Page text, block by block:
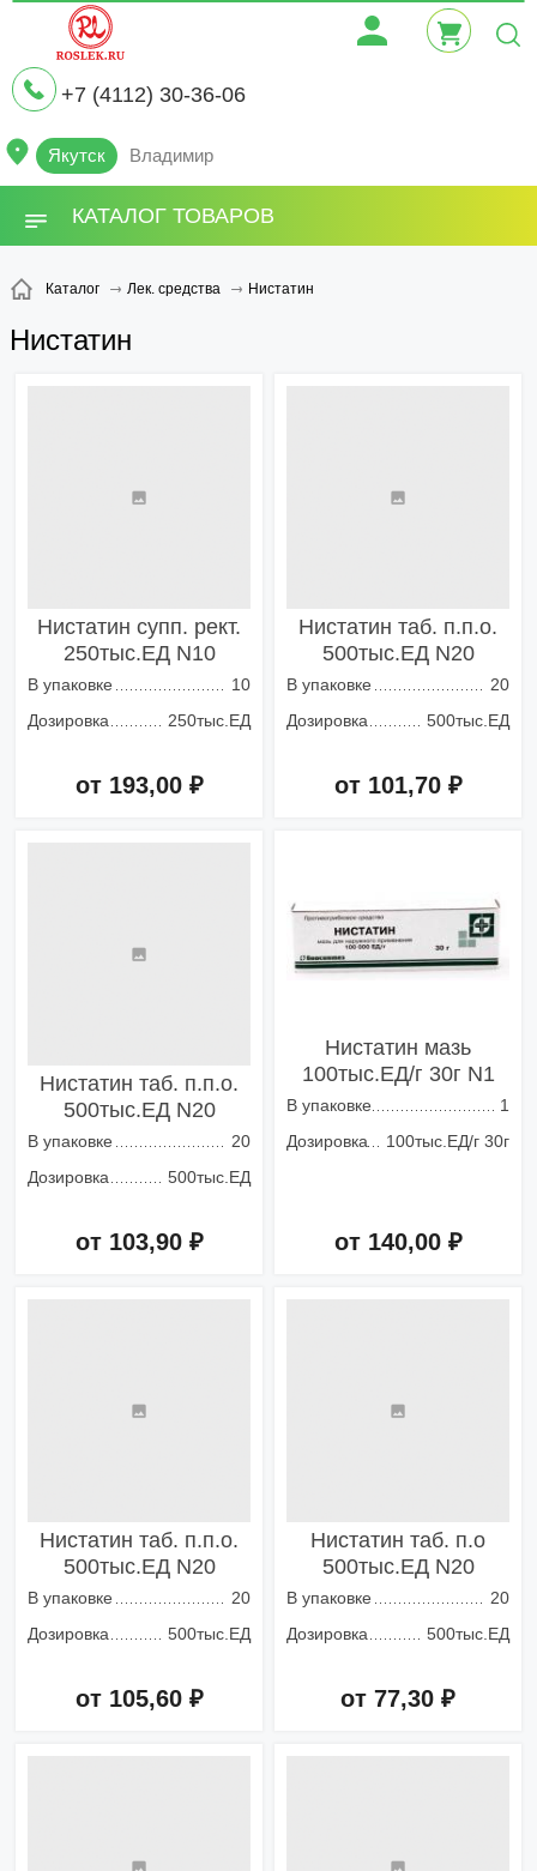
+7 (4112) 30-36-06
Якутск Владимир
КАТАЛОГ ТОВАРОВ
Каталог Лек. средства Нистатин
Нистатин
Нистатин супп. рект.
250тыс.ЕД N10
В упаковке
10
Дозировка
250тыс.ЕД
от 193,00 ₽
Нистатин таб. п.п.о.
500тыс.ЕД N20
В упаковке
20
Дозировка
500тыс.ЕД
от 101,70 ₽
Нистатин таб. п.п.о.
500тыс.ЕД N20
В упаковке
20
Дозировка
500тыс.ЕД
от 103,90 ₽
Нистатин мазь
100тыс.ЕД/г 30г N1
В упаковке
1
Дозировка
100тыс.ЕД/г 30г
от 140,00 ₽
Нистатин таб. п.п.о.
500тыс.ЕД N20
В упаковке
20
Дозировка
500тыс.ЕД
от 105,60 ₽
Нистатин таб. п.о
500тыс.ЕД N20
В упаковке
20
Дозировка
500тыс.ЕД
от 77,30 ₽